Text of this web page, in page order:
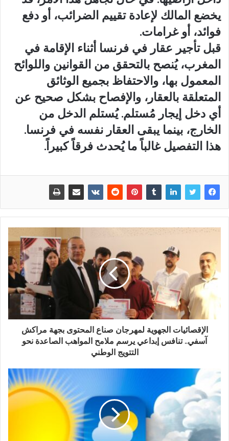
يخضع المالك لإعادة تقييم الضرائب، أو دفع
فوائد، أو غرامات.
قبل تأجير عقار في فرنسا أثناء الإقامة في
المغرب، يُنصح بالتحقق من القوانين واللوائح
المعمول بها، والاحتفاظ بجميع الوثائق
المتعلقة بالعقار، والإفصاح بشكل صحيح عن
أي دخل إيجار مُستلم. يُستلم الدخل من
الخارج، بينما يبقى العقار نفسه في فرنسا.
هذا التفصيل غالباً ما يُحدث فرقاً كبيراً.
الإقصائيات الجهوية لمهرجان صناع المحتوى بجهة مراكش
آسفي.. تنافس إبداعي يرسم ملامح المواهب الصاعدة نحو
التتويج الوطني